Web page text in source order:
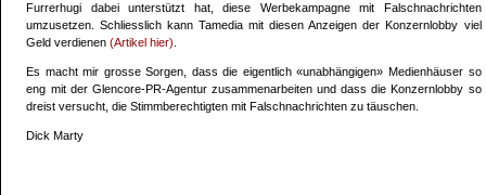
Furrerhugi dabei unterstützt hat, diese Werbekampagne mit Falschnachrichten
umzusetzen. Schliesslich kann Tamedia mit diesen Anzeigen der Konzernlobby viel
Geld verdienen(Artikel hier).
Es macht mir grosse Sorgen, dass die eigentlich «unabhängigen» Medienhäuser so
eng mit der Glencore-PR-Agentur zusammenarbeiten und dass die Konzernlobby so
dreist versucht, die Stimmberechtigten mit Falschnachrichten zu täuschen.
Dick Marty